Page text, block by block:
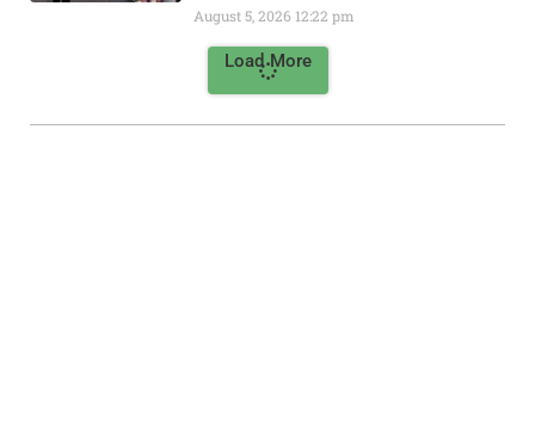
August 5, 2026 12:22 pm
Load More